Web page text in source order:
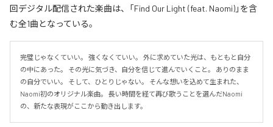
回デジタル配信された楽曲は、「Find Our Light (feat. Naomi)」を含
む全1曲となっている。
完璧じゃなくていい。 強くなくていい。 外に求めていた光は、もともと自分
の中にあった。 その光に気づき、自分を信じて進んでいくこと。 ありのまま
の自分でいい。 そして、ひとりじゃない。 そんな想いを込めて生まれた、
Naomi初のオリジナル楽曲。 長い時間を経て再び歌うことを選んだNaomi
の、新たな表現がここから動き出します。